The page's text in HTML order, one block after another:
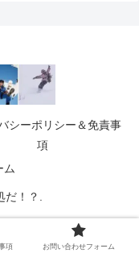
シーポリシー＆免責事
項
ム
！？.
項 お問い合わせフォーム